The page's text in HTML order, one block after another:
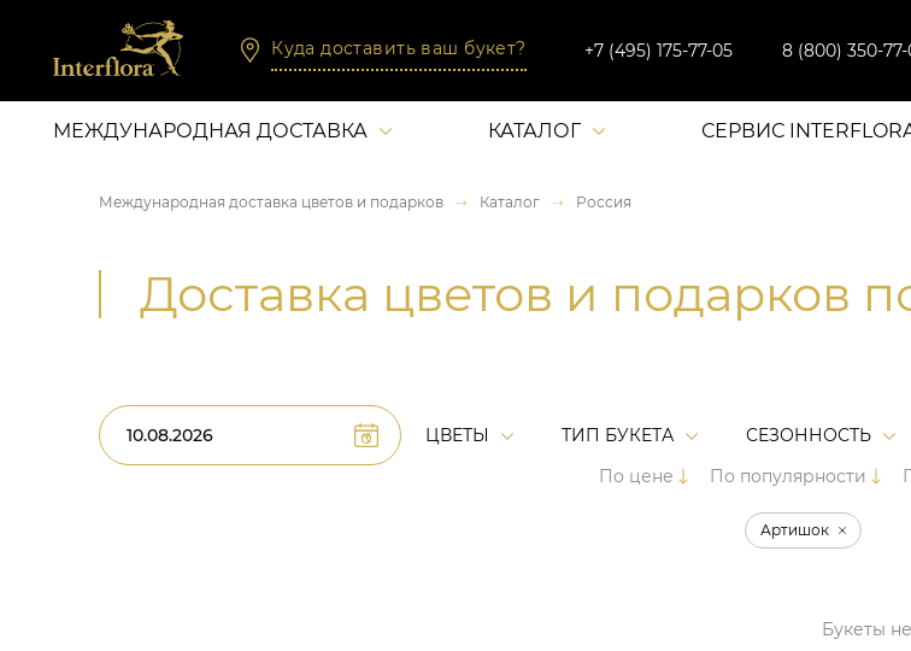
Куда доставить ваш букет? +7 (495) 175-77-05 8 (800) 350-77-
МЕЖДУНАРОДНАЯ ДОСТАВКА КАТАЛОГ СЕРВИС
Международная доставка цветов и подарков Каталог Россия
Доставка цветов и подарков
ЦВЕТЫ ТИП БУКЕТА СЕЗОННОСТЬ
По цене
По популярности
Артишок
Букеты